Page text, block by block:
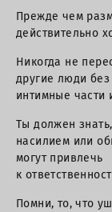
Прежде чем
действительно
Никогда не
другие люди
интимные части
Ты должен
насилием или
могут привлечь
к
Помни, то, что